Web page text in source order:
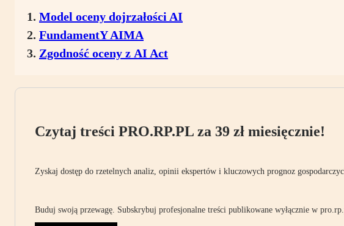
Model oceny dojrzałości AI
FundamentY AIMA
Zgodność oceny z AI Act
Czytaj treści PRO.RP.PL za 39 zł miesięcznie!
Zyskaj dostęp do rzetelnych analiz, opinii ekspertów i kluczowych prognoz
Buduj swoją przewagę. Subskrybuj profesjonalne treści publikowane wyłącznie w